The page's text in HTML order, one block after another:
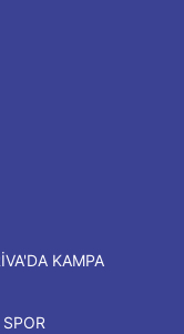
KAMPA